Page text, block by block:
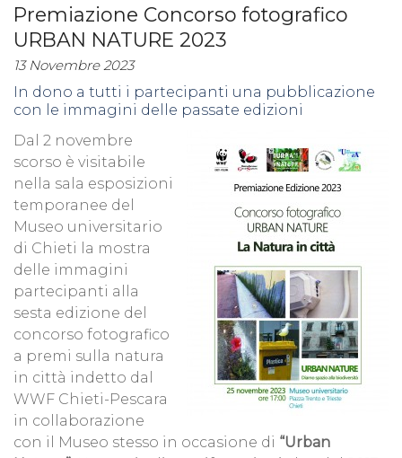
Premiazione Concorso fotografico
URBAN NATURE 2023
13 Novembre 2023
In dono a tutti i partecipanti una pubblicazione
con le immagini delle passate edizioni
Dal 2 novembre
scorso è visitabile
nella sala esposizioni
temporanee del
Museo universitario
di Chieti la mostra
delle immagini
partecipanti alla
sesta edizione del
concorso fotografico
a premi sulla natura
in città indetto dal
WWF Chieti-Pescara
in collaborazione
con il Museo stesso in occasione di “Urban